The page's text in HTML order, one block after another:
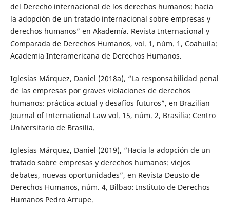
del Derecho internacional de los derechos humanos: hacia
la adopción de un tratado internacional sobre empresas y
derechos humanos” en Akademía. Revista Internacional y
Comparada de Derechos Humanos, vol. 1, núm. 1, Coahuila:
Academia Interamericana de Derechos Humanos.
Iglesias Márquez, Daniel (2018a), “La responsabilidad penal
de las empresas por graves violaciones de derechos
humanos: práctica actual y desafíos futuros”, en Brazilian
Journal of International Law vol. 15, núm. 2, Brasilia: Centro
Universitario de Brasilia.
Iglesias Márquez, Daniel (2019), “Hacia la adopción de un
tratado sobre empresas y derechos humanos: viejos
debates, nuevas oportunidades”, en Revista Deusto de
Derechos Humanos, núm. 4, Bilbao: Instituto de Derechos
Humanos Pedro Arrupe.